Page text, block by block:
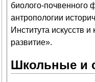
биолого-почвенного
антропологии
Института искусств и
развитие».
Школьные и